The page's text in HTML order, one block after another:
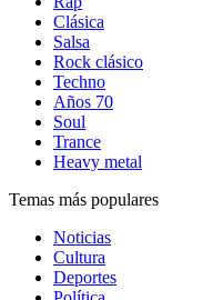
Clásica
Salsa
Rock clásico
Techno
Años 70
Soul
Trance
Heavy metal
Temas más populares
Noticias
Cultura
Deportes